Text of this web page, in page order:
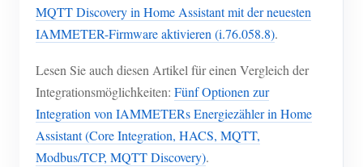
System für Energieprognose und Simulation
Anwendungen
Energieüberwachung für Solar-PV-Systeme
Stromverbrauchsmonitor
PV-Heizungssteuerungssystem
Shop
Ressourcen
Produkt-Schnellstart
Community
MQTT Discovery in Home Assistant mit der neuesten
IAMMETER-Firmware aktivieren (i.76.058.8).
Lesen Sie auch diesen Artikel für einen Vergleich der
Integrationsmöglichkeiten: Fünf Optionen zur
Integration von IAMMETERs Energiezähler in Home
Assistant (Core Integration, HACS, MQTT,
Modbus/TCP, MQTT Discovery).